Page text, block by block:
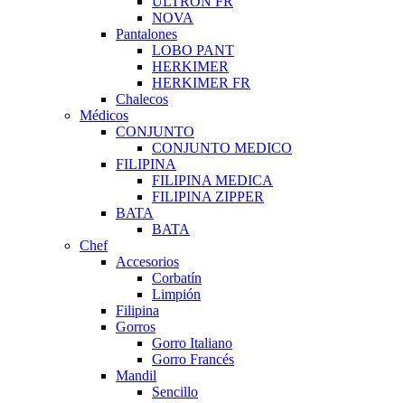
NOVA
Pantalones
LOBO PANT
HERKIMER
HERKIMER FR
Chalecos
Médicos
CONJUNTO
CONJUNTO MEDICO
FILIPINA
FILIPINA MEDICA
FILIPINA ZIPPER
BATA
BATA
Chef
Accesorios
Corbatín
Limpión
Filipina
Gorros
Gorro Italiano
Gorro Francés
Mandil
Sencillo